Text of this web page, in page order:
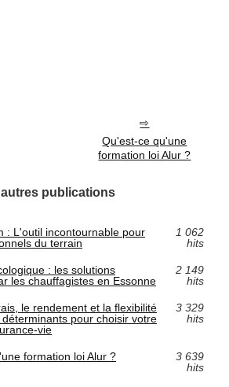
Qu'est-ce qu'une
formation loi Alur ?
autres publications
: L'outil incontournable pour
du terrain
1 062
hits
: les solutions
les chauffagistes en Essonne
2 149
hits
le rendement et la flexibilité
pour choisir votre
vie
3 329
hits
formation loi Alur ?
3 639
hits